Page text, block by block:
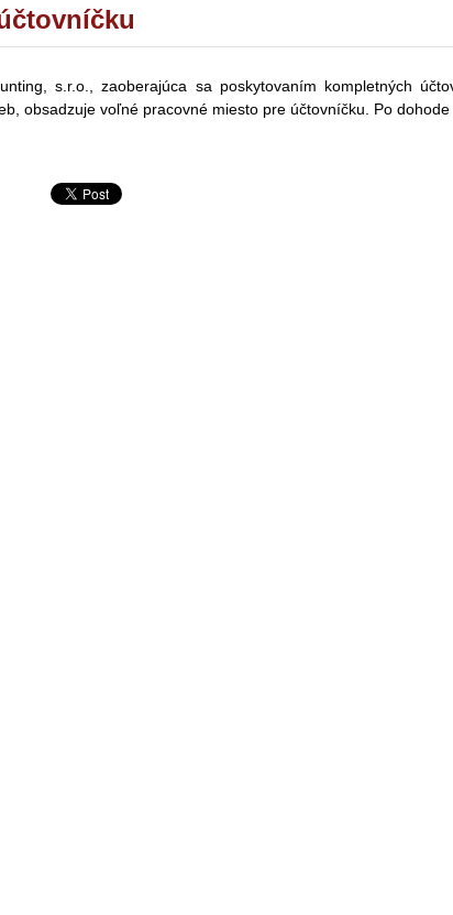
s.r.o., zaoberajúca sa poskytovaním kompletných
obsadzuje voľné pracovné miesto pre účtovníčku. Po